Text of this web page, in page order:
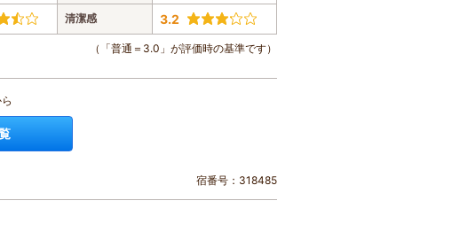
清潔感 3.2
（「普通＝3.0」が評価時の基準です）
宿番号：318485